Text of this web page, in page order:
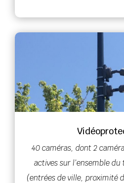
40 caméras, dont 2
actives sur l’ensemble
(entrées de ville, proximité